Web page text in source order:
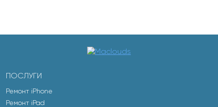
ПОСЛУГИ
Ремонт iPhone
Ремонт iPad